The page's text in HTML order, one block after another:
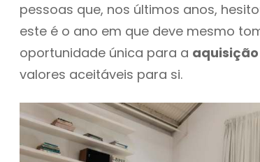
pessoas que, nos últimos anos,
este é o ano em que deve mesmo
oportunidade única para a
valores aceitáveis para si.